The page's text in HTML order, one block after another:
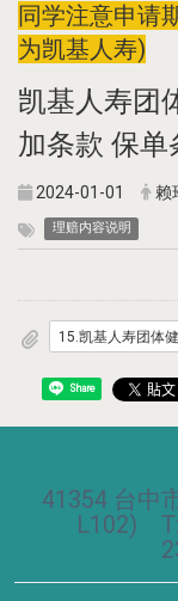
同学注意申请
为凯基人寿)
凯基人寿团
加条款 保单
2024-01-01 赖
理赔内容说明
Share
41354 台中
L102)